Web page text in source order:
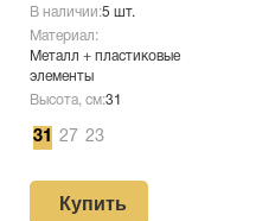
В наличии:5 шт.
Материал:
Металл + пластиковые
элементы
Высота, см:31
31 27 23
Купить